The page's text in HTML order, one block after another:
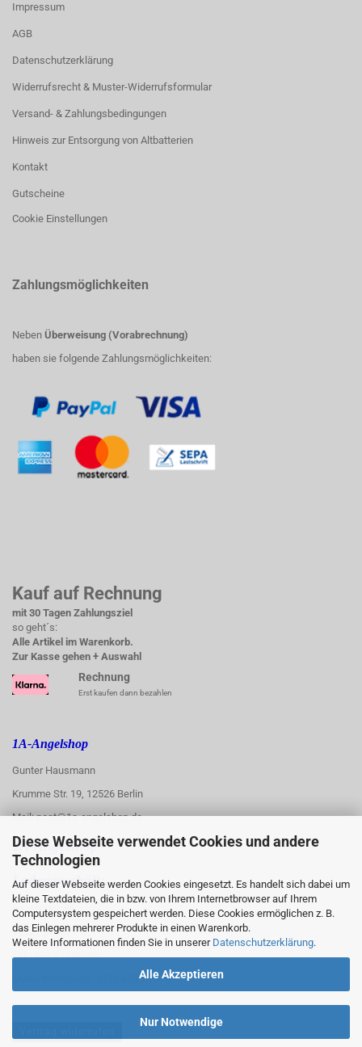
Diese Webseite verwendet Cookies und andere
Technologien
Auf dieser Webseite werden Cookies eingesetzt. Es handelt sich dabei um
kleine Textdateien, die in bzw. von Ihrem Internetbrowser auf Ihrem
Computersystem gespeichert werden. Diese Cookies ermöglichen z. B.
das Einlegen mehrerer Produkte in einen Warenkorb.
Weitere Informationen finden Sie in unserer Datenschutzerklärung.
Alle Akzeptieren
Nur Notwendige
Impressum
AGB
Datenschutzerklärung
Widerrufsrecht & Muster-Widerrufsformular
Versand- & Zahlungsbedingungen
Hinweis zur Entsorgung von Altbatterien
Kontakt
Gutscheine
Cookie Einstellungen
Zahlungsmöglichkeiten
Neben Überweisung (Vorabrechnung)
haben sie folgende Zahlungsmöglichkeiten:
Kauf auf Rechnung
mit 30 Tagen Zahlungsziel
so geht´s:
Alle Artikel im Warenkorb.
Zur Kasse gehen + Auswahl
Rechnung
Erst kaufen dann bezahlen
1A-Angelshop
Gunter Hausmann
Krumme Str. 19, 12526 Berlin
Mail: post@1a-angelshop.de
1A-Angelshop-
Ladengeschäft::
Regattastr. 66
12527 Berlin
Tel.: 030/67890006
Mobil/WhatsApp: 0176 550 90 773